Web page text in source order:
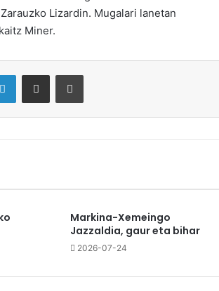
Lizardin. Mugalari lanetan
Miner.
Markina-Xemeingo
Jazzaldia, gaur eta bihar
2026-07-24